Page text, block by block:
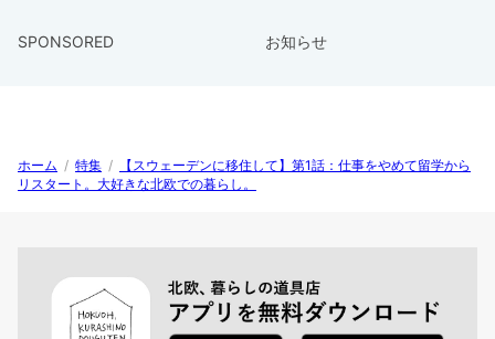
SPONSORED お知らせ
ホーム / 特集 /
【スウェーデンに移住して】第1話：仕事をやめて留学から
リスタート。大好きな北欧での暮らし。